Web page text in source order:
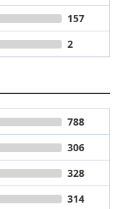
157
2
788
306
328
314